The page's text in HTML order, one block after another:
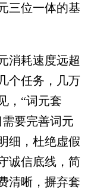
三位一体的基
耗速度远超
个任务，几万
，“词元套
要完善词元
细，杜绝虚假
诚信底线，简
清晰，摒弃套